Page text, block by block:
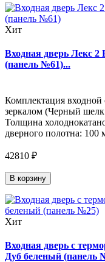
Хит
Входная дверь Лекс
(панель №61)...
Комплектация
зеркалом (Черный
Толщина
дверного полотна: 100
42810 ₽
В корзину
Хит
Входная дверь с
Дуб беленый (панель